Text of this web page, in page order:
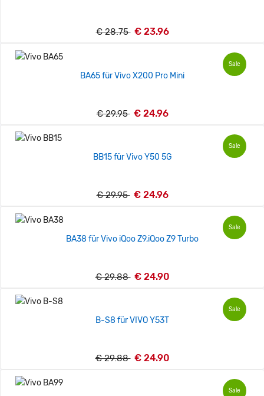
€ 28.75 € 23.96
Sale
BA65 für Vivo X200 Pro Mini
€ 29.95 € 24.96
Sale
BB15 für Vivo Y50 5G
€ 29.95 € 24.96
Sale
BA38 für Vivo iQoo Z9,iQoo Z9 Turbo
€ 29.88 € 24.90
Sale
B-S8 für VIVO Y53T
€ 29.88 € 24.90
Sale